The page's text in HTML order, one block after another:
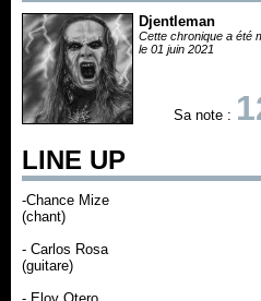
Djentleman
Cette chronique a été
le 01 juin 2021
Sa note :
LINE UP
-Chance Mize
(chant)
- Carlos Rosa
(guitare)